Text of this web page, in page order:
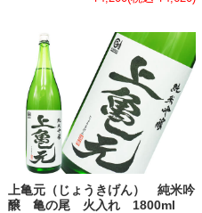
上亀元（じょうきげん） 純米吟
醸 亀の尾 火入れ 1800ml